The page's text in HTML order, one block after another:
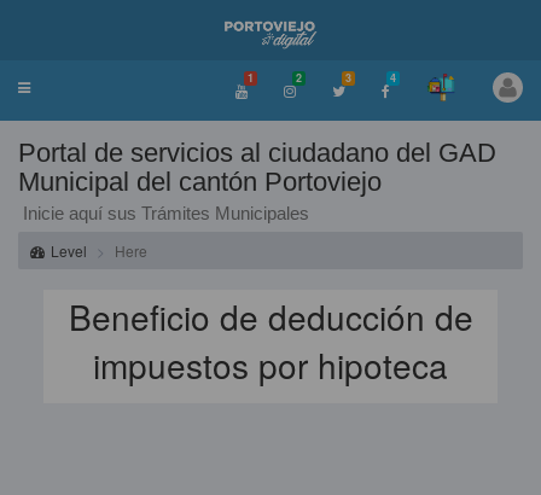
Toggle
1 2 3 4
Portal de servicios al ciudadano del GAD
Municipal del cantón Portoviejo
Inicie aquí sus Trámites Municipales
Level
Here
Beneficio de deducción de
impuestos por hipoteca